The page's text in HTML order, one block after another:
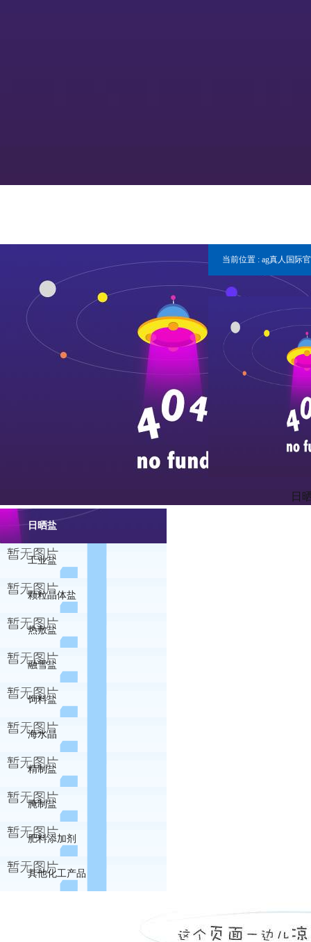
日晒盐
工业盐
颗粒晶体盐
热敷盐
融雪盐
饲料盐
海水晶
精制盐
腌制盐
肥料添加剂
其他化工产品
当前位置 : ag真人国际
日